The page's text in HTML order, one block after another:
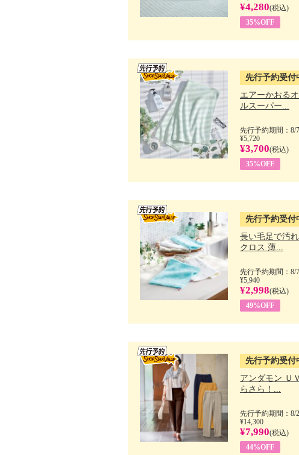
¥4,280(税込)
35%OFF
先行予約受付
エアーかおる
ルスーパー...
先行予約期間：
¥5,720
¥3,700(税込)
35%OFF
先行予約受付
長い毛足で汚
クロス 薄...
先行予約期間：
¥5,940
¥2,998(税込)
49%OFF
先行予約受付
アンダモン Ｕ
らさら！...
先行予約期間：
¥14,300
¥7,990(税込)
44%OFF